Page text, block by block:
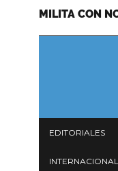
Menu
MILITA CON
EDITORIALES